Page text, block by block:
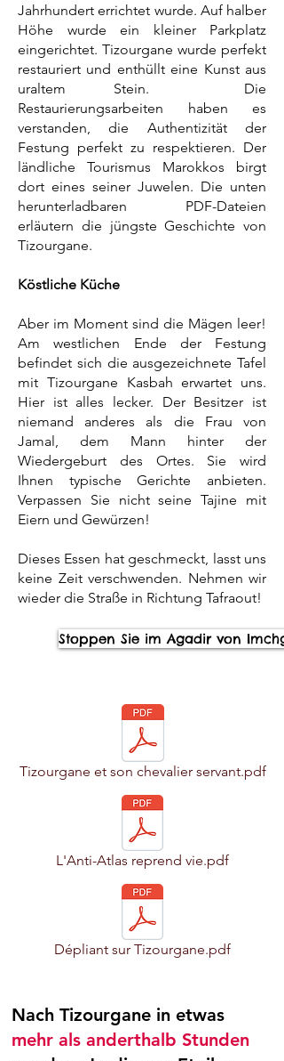
Jahrhundert errichtet wurde. Auf halber
Höhe wurde ein kleiner Parkplatz
eingerichtet. Tizourgane wurde perfekt
restauriert und enthüllt eine Kunst aus
uraltem Stein. Die
Restaurierungsarbeiten haben es
verstanden, die Authentizität der
Festung perfekt zu respektieren. Der
ländliche Tourismus Marokkos birgt
dort eines seiner Juwelen. Die unten
herunterladbaren PDF-Dateien
erläutern die jüngste Geschichte von
Tizourgane.
Köstliche Küche
Aber im Moment sind die Mägen leer!
Am westlichen Ende der Festung
befindet sich die ausgezeichnete Tafel
mit Tizourgane Kasbah erwartet uns.
Hier ist alles lecker. Der Besitzer ist
niemand anderes als die Frau von
Jamal, dem Mann hinter der
Wiedergeburt des Ortes. Sie wird
Ihnen typische Gerichte anbieten.
Verpassen Sie nicht seine Tajine mit
Eiern und Gewürzen!
Dieses Essen hat geschmeckt, lasst uns
keine Zeit verschwenden. Nehmen wir
wieder die Straße in Richtung Tafraout!
Stoppen Sie im Agadir von
Tizourgane et son chevalier servant.pdf
L'Anti-Atlas reprend vie.pdf
Dépliant sur Tizourgane.pdf
Nach Tizourgane in etwas
mehr als anderthalb Stunden